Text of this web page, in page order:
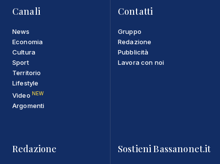
Canali
News
Economia
Cultura
Sport
Territorio
Lifestyle
Video NEW
Argomenti
Contatti
Gruppo
Redazione
Pubblicità
Lavora con noi
Redazione Sostieni Bassanonet.it